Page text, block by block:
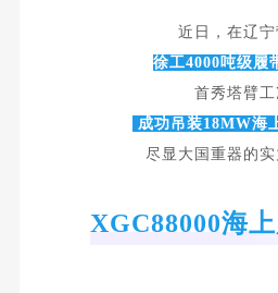
近日，在辽宁
徐工4000吨级履
首秀塔臂工
成功吊装18MW海
尽显大国重器的
XGC88000海